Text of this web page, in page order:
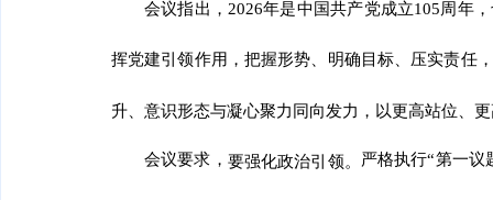
会议指出，2026年是中国共产党成立105周年
挥党建引领作用，把握形势、明确目标、压实责任
升、意识形态与凝心聚力同向发力，以更高站位、
会议要求， 要强化政治引领。 严格执行“第一议